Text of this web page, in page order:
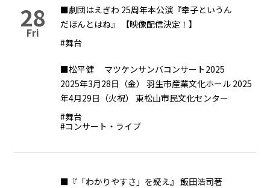
28
Fri
■劇団はえぎわ 25周年本公演『幸子というん
だほんとはね』 【映像配信決定！】
#舞台
■松平健 マツケンサンバコンサート2025
2025年3月28日（金） 羽生市産業文化ホール 2025
年4月29日（火祝） 東松山市民文化センター
#舞台
#コンサート・ライブ
■『「わかりやすさ」を疑え』 飯田浩司著